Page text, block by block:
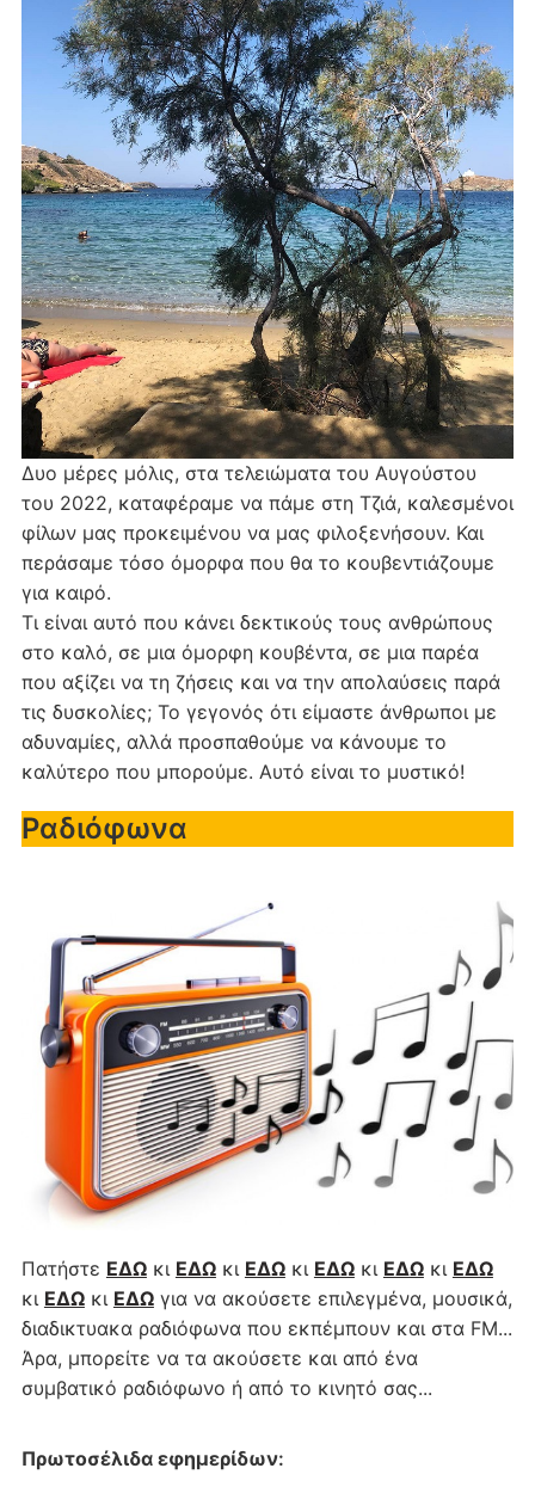
Δυο μέρες μόλις, στα τελειώματα του Αυγούστου
του 2022, καταφέραμε να πάμε στη Τζιά, καλεσμένοι
φίλων μας προκειμένου να μας φιλοξενήσουν. Και
περάσαμε τόσο όμορφα που θα το κουβεντιάζουμε
για καιρό.
Τι είναι αυτό που κάνει δεκτικούς τους ανθρώπους
στο καλό, σε μια όμορφη κουβέντα, σε μια παρέα
που αξίζει να τη ζήσεις και να την απολαύσεις παρά
τις δυσκολίες; Το γεγονός ότι είμαστε άνθρωποι με
αδυναμίες, αλλά προσπαθούμε να κάνουμε το
καλύτερο που μπορούμε. Αυτό είναι το μυστικό!
Ραδιόφωνα
Πατήστε ΕΔΩκι ΕΔΩκι ΕΔΩκι ΕΔΩκι ΕΔΩκι ΕΔΩ
κι ΕΔΩκι ΕΔΩγια να ακούσετε επιλεγμένα, μουσικά,
διαδικτυακα ραδιόφωνα που εκπέμπουν και στα FM...
Άρα, μπορείτε να τα ακούσετε και από ένα
συμβατικό ραδιόφωνο ή από το κινητό σας...
Πρωτοσέλιδα εφημερίδων: